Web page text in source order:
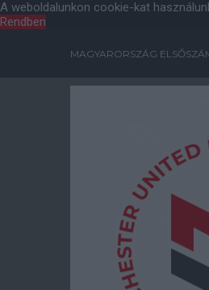
A weboldalunkon cookie-kat
Rendben
MAGYARORSZÁG